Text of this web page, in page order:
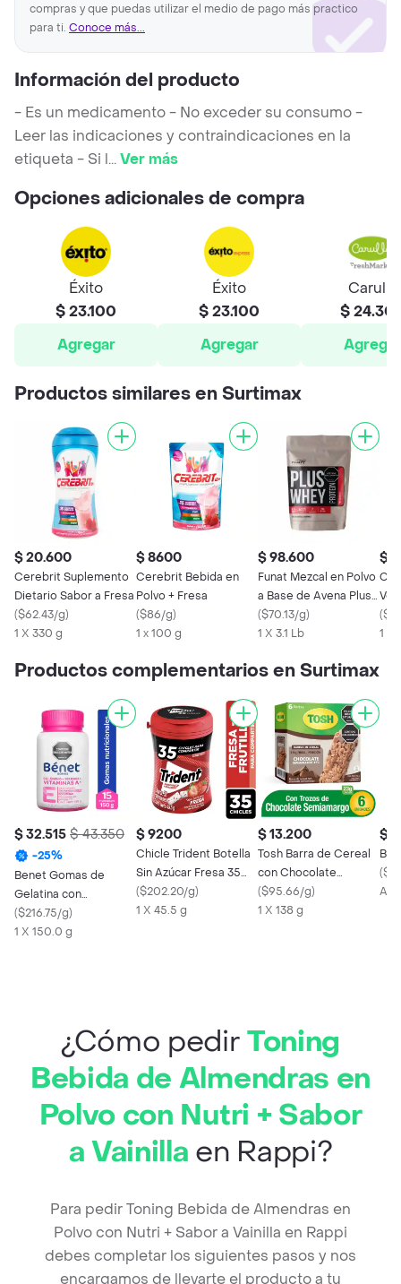
compras y que puedas utilizar el medio de pago más practico
para ti. Conoce más...
Información del producto
- Es un medicamento - No exceder su consumo -
Leer las indicaciones y contraindicaciones en la
etiqueta - Si l...Ver más
Opciones adicionales de compra
Éxito
$ 23.100
Agregar
Éxito
$ 23.100
Agregar
Carulla
$
Agregar
Productos similares en Surtimax
$ 20.600
Cerebrit Suplemento
Dietario Sabor a Fresa
($62.43/g)
1 X 330 g
$ 8600
Cerebrit Bebida en
Polvo + Fresa
($86/g)
1 x 100 g
$ 98.600
Funat Mezcal en Polvo
a Base de Avena Plus
Whey Sabor Vainilla
($70.13/g)
1 X 3.1 Lb
$
(
1 X
Productos complementarios en Surtimax
$ 32.515 $ 43.350
-25%
Benet Gomas de
Gelatina con
Colageno + Selenio +
Vitamina A
($216.75/g)
1 X 150.0 g
$ 9200
Chicle Trident Botella
Sin Azúcar Fresa 35
Und
($202.20/g)
1 X 45.5 g
$ 13.200
Tosh Barra de Cereal
con Chocolate
Semiamargo
($95.66/g)
1 X 138 g
$
(
¿Cómo pedirToning
Bebida de Almendras en
Polvo con Nutri + Sabor
a Vainilla en Rappi?
Para pedir Toning Bebida de Almendras en
Polvo con Nutri + Sabor a Vainilla en Rappi
debes completar los siguientes pasos y nos
encargamos de llevarte el producto a tu